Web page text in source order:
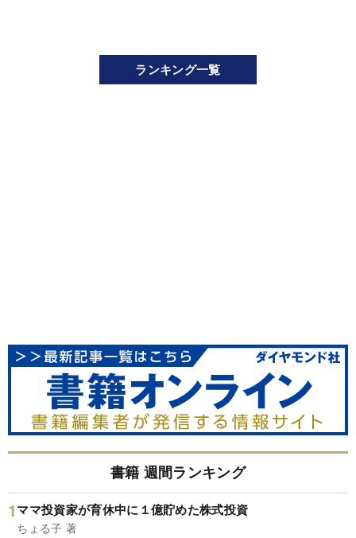
ランキング一覧
書籍 週間ランキング
ママ投資家が育休中に１億貯めた株式投資
ちょる子 著